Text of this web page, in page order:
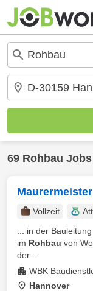
69 Rohbau
Vollzeit
... in der
im Rohbau von
der ...
WBK
Hannover